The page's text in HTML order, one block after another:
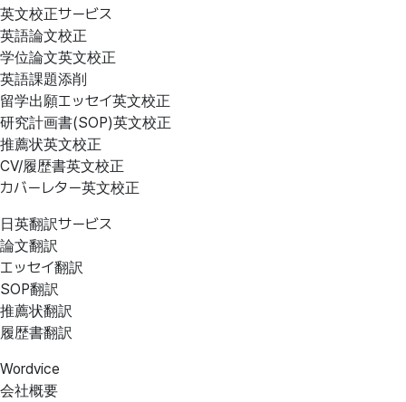
英文校正サービス
英語論文校正
学位論文英文校正
英語課題添削
留学出願エッセイ英文校正
研究計画書(SOP)英文校正
推薦状英文校正
CV/履歴書英文校正
カバーレター英文校正
日英翻訳サービス
論文翻訳
エッセイ翻訳
SOP翻訳
推薦状翻訳
履歴書翻訳
Wordvice
会社概要